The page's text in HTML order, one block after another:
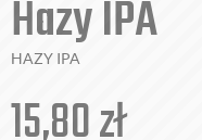
Hazy IPA
HAZY IPA
15,80zł